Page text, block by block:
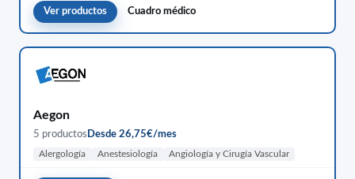
Ver productos Cuadro médico
Aegon
5 productos Desde 26,75€/mes
Alergología Anestesiología Angiología y Cirugía Vascular